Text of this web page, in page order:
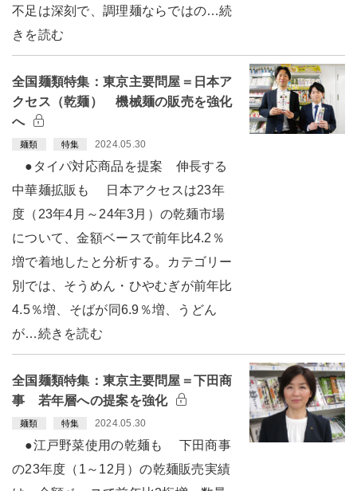
不足は深刻で、調理麺ならではの…続
きを読む
全国麺類特集：東京主要問屋＝日本ア
クセス（乾麺） 機械麺の販売を強化
へ
麺類 特集 2024.05.30
●タイパ対応商品を提案 伸長する
中華麺拡販も 日本アクセスは23年
度（23年4月～24年3月）の乾麺市場
について、金額ベースで前年比4.2％
増で着地したと分析する。カテゴリー
別では、そうめん・ひやむぎが前年比
4.5％増、そばが同6.9％増、うどん
が…続きを読む
全国麺類特集：東京主要問屋＝下田商
事 若年層への提案を強化
麺類 特集 2024.05.30
●江戸野菜使用の乾麺も 下田商事
の23年度（1～12月）の乾麺販売実績